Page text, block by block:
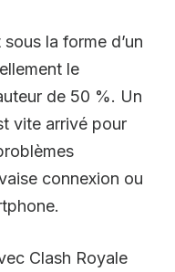
la forme d’un
le
de 50 %. Un
vite arrivé pour
connexion ou
Clash Royale